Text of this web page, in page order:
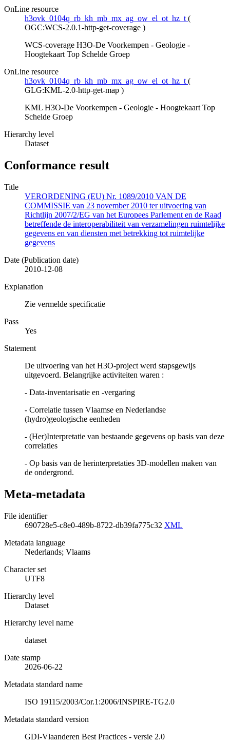
OnLine resource
h3ovk_0104q_rb_kh_mb_mx_ag_ow_el_ot_hz_t (
OGC:WCS-2.0.1-http-get-coverage )
WCS-coverage H3O-De Voorkempen - Geologie -
Hoogtekaart Top Schelde Groep
OnLine resource
h3ovk_0104q_rb_kh_mb_mx_ag_ow_el_ot_hz_t (
GLG:KML-2.0-http-get-map )
KML H3O-De Voorkempen - Geologie - Hoogtekaart Top
Schelde Groep
Hierarchy level
Dataset
Conformance result
Title
VERORDENING (EU) Nr. 1089/2010 VAN DE
COMMISSIE van 23 november 2010 ter uitvoering van
Richtlijn 2007/2/EG van het Europees Parlement en de Raad
betreffende de interoperabiliteit van verzamelingen ruimtelijke
gegevens en van diensten met betrekking tot ruimtelijke
gegevens
Date (Publication date)
2010-12-08
Explanation
Zie vermelde specificatie
Pass
Yes
Statement
De uitvoering van het H3O-project werd stapsgewijs
uitgevoerd. Belangrijke activiteiten waren :
- Data-inventarisatie en -vergaring
- Correlatie tussen Vlaamse en Nederlandse
(hydro)geologische eenheden
- (Her)Interpretatie van bestaande gegevens op basis van deze
correlaties
- Op basis van de herinterpretaties 3D-modellen maken van
de ondergrond.
Meta-metadata
File identifier
690728e5-c8e0-489b-8722-db39fa775c32 XML
Metadata language
Nederlands; Vlaams
Character set
UTF8
Hierarchy level
Dataset
Hierarchy level name
dataset
Date stamp
2026-06-22
Metadata standard name
ISO 19115/2003/Cor.1:2006/INSPIRE-TG2.0
Metadata standard version
GDI-Vlaanderen Best Practices - versie 2.0